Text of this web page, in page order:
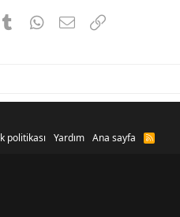
TumblrWhatsApp
E-postaLink
politikası Yardım Ana sayfa
R